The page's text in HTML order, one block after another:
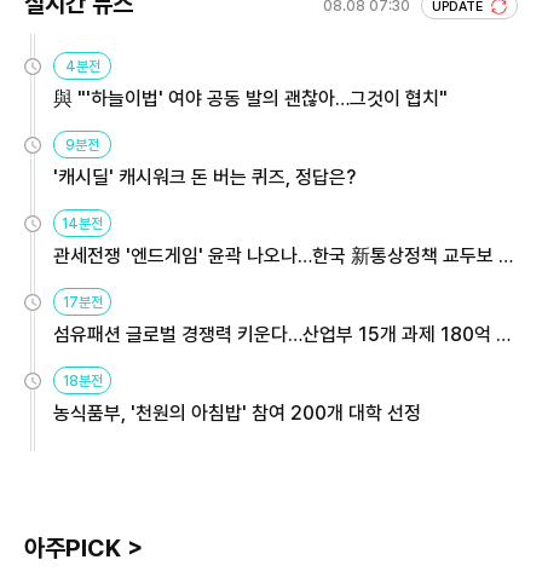
08.08 07:30 UPDATE
4분전
與 "'하늘이법' 여야 공동 발의 괜찮아…그것이 협치"
9분전
'캐시딜' 캐시워크 돈 버는 퀴즈, 정답은?
14분전
관세전쟁 '엔드게임' 윤곽 나오나…한국 新통상정책 교두보 활
17분전
섬유패션 글로벌 경쟁력 키운다…산업부 15개 과제 180억 지
18분전
농식품부, '천원의 아침밥' 참여 200개 대학 선정
아주PICK >